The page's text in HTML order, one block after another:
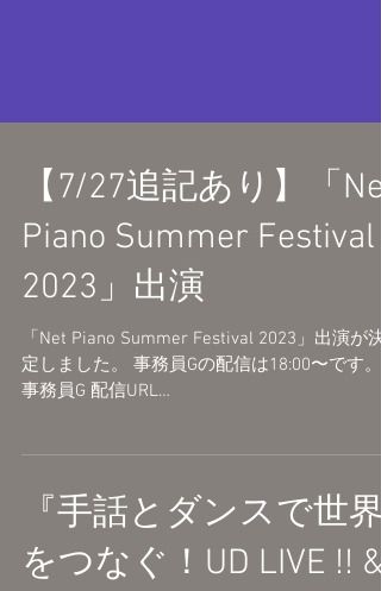
【7/27追記あり】「Net
Piano Summer Festival
2023」出演
「Net Piano Summer Festival 2023」出演が決
事務員G 配信URL
-----------------...
『手話とダンスで世界